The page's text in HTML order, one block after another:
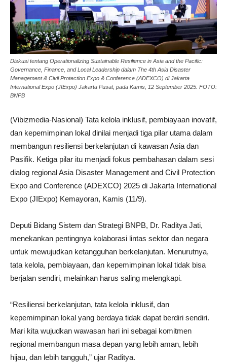
Diskusi tentang Operationalizing Sustainable Resilience in Asia and the Pacific:
Governance, Finance, and Local Leadership dalam The 4th Asia Disaster
Management & Civil Protection Expo & Conference (ADEXCO) di Jakarta
International Expo (JIExpo) Jakarta Pusat, pada Kamis, 12 September 2025. FOTO:
BNPB
(Vibizmedia-Nasional) Tata kelola inklusif, pembiayaan inovatif,
dan kepemimpinan lokal dinilai menjadi tiga pilar utama dalam
membangun resiliensi berkelanjutan di kawasan Asia dan
Pasifik. Ketiga pilar itu menjadi fokus pembahasan dalam sesi
dialog regional Asia Disaster Management and Civil Protection
Expo and Conference (ADEXCO) 2025 di Jakarta International
Expo (JIExpo) Kemayoran, Kamis (11/9).
Deputi Bidang Sistem dan Strategi BNPB, Dr. Raditya Jati,
menekankan pentingnya kolaborasi lintas sektor dan negara
untuk mewujudkan ketangguhan berkelanjutan. Menurutnya,
tata kelola, pembiayaan, dan kepemimpinan lokal tidak bisa
berjalan sendiri, melainkan harus saling melengkapi.
“Resiliensi berkelanjutan, tata kelola inklusif, dan
kepemimpinan lokal yang berdaya tidak dapat berdiri sendiri.
Mari kita wujudkan wawasan hari ini sebagai komitmen
regional membangun masa depan yang lebih aman, lebih
hijau, dan lebih tangguh,” ujar Raditya.